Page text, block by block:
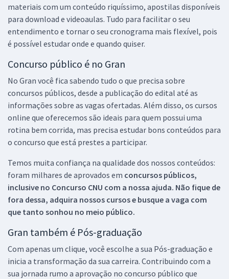
materiais com um conteúdo riquíssimo, apostilas disponíveis
para download e videoaulas. Tudo para facilitar o seu
entendimento e tornar o seu cronograma mais flexível, pois
é possível estudar onde e quando quiser.
Concurso público é no Gran
No Gran você fica sabendo tudo o que precisa sobre
concursos públicos, desde a publicação do edital até as
informações sobre as vagas ofertadas. Além disso, os cursos
online que oferecemos são ideais para quem possui uma
rotina bem corrida, mas precisa estudar bons conteúdos para
o concurso que está prestes a participar.
Temos muita confiança na qualidade dos nossos conteúdos:
foram milhares de aprovados em concursos públicos,
inclusive no Concurso CNU com a nossa ajuda. Não fique de
fora dessa, adquira nossos cursos e busque a vaga com
que tanto sonhou no meio público.
Gran também é Pós-graduação
Com apenas um clique, você escolhe a sua Pós-graduação e
inicia a transformação da sua carreira. Contribuindo com a
sua jornada rumo a aprovação no concurso público que